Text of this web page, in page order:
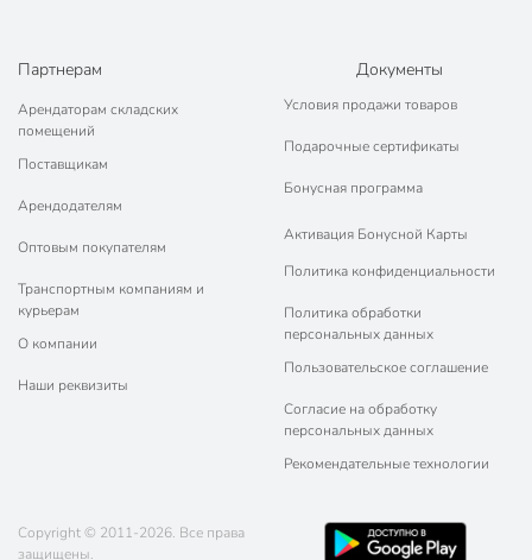
Партнерам
Арендаторам складских
помещений
Поставщикам
Арендодателям
Оптовым покупателям
Транспортным компаниям и
курьерам
О компании
Наши реквизиты
Документы
Условия продажи товаров
Подарочные сертификаты
Бонусная программа
Активация Бонусной Карты
Политика конфиденциальности
Политика обработки
персональных данных
Пользовательское соглашение
Согласие на обработку
персональных данных
Рекомендательные технологии
Copyright © 2011-2026. Все права
защищены.